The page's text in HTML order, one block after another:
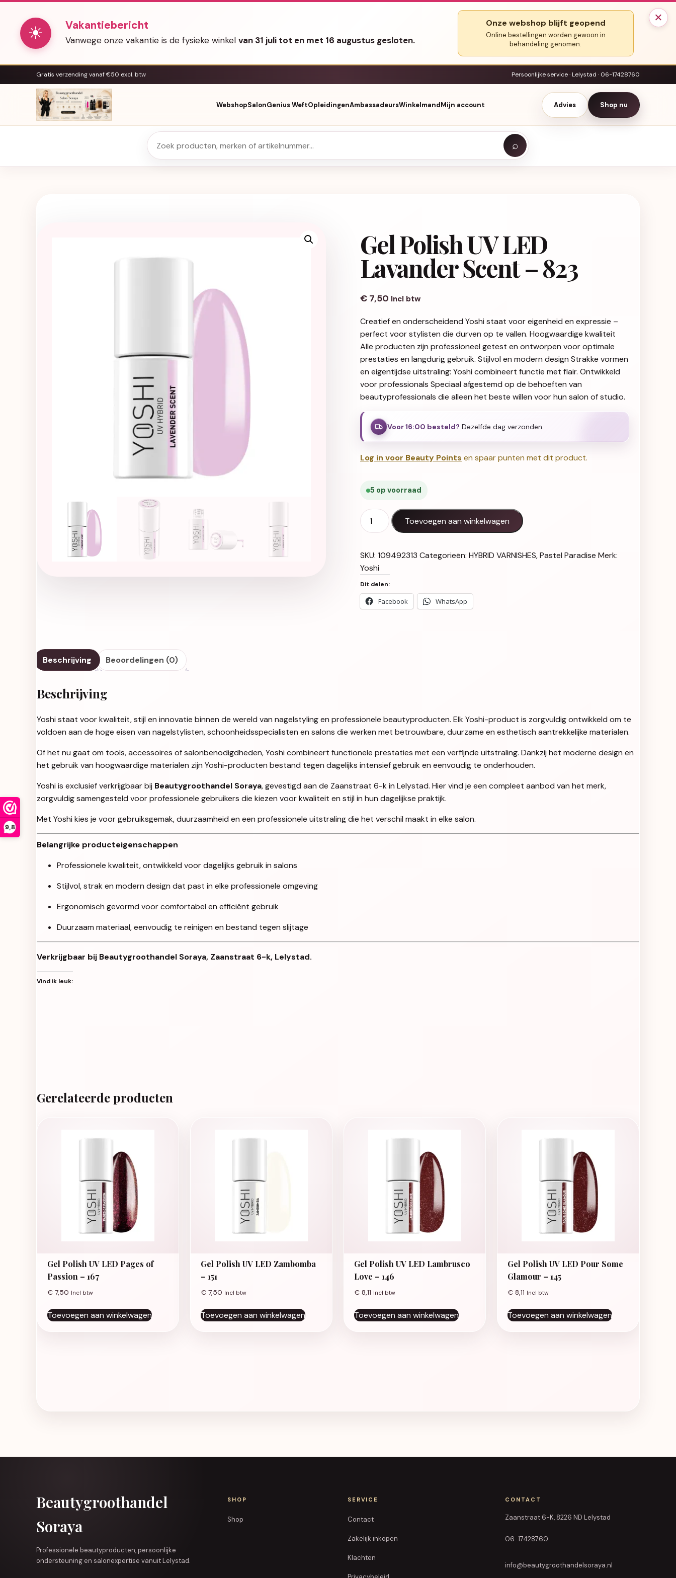
9,8
×
☀ Vakantiebericht
Vanwege onze vakantie is de fysieke winkel van 31 juli tot en met 16 augustus gesloten.
Onze webshop blijft geopend
Online bestellingen worden gewoon in
behandeling genomen.
Gratis verzending vanaf €50 excl. btw Persoonlijke service · Lelystad · 06-17428760
WebshopSalonGenius WeftOpleidingenAmbassadeursWinkelmandMijn account Advies Shop nu
⌕
Gel Polish UV LED
Lavander Scent – 823
€7,50 Incl btw
Creatief en onderscheidend Yoshi staat voor eigenheid en expressie –
perfect voor stylisten die durven op te vallen. Hoogwaardige kwaliteit
Alle producten zijn professioneel getest en ontworpen voor optimale
prestaties en langdurig gebruik. Stijlvol en modern design Strakke vormen
en eigentijdse uitstraling: Yoshi combineert functie met flair. Ontwikkeld
voor professionals Speciaal afgestemd op de behoeften van
beautyprofessionals die alleen het beste willen voor hun salon of studio.
Voor 16:00 besteld? Dezelfde dag verzonden.
Log in voor Beauty Points en spaar punten met dit product.
5 op voorraad
Gel Polish UV LED Lavander Scent - 823 aantal
Toevoegen aan winkelwagen
SKU: 109492313 Categorieën: HYBRID VARNISHES,Pastel Paradise Merk:
Yoshi
Dit delen:
Facebook WhatsApp
Beschrijving Beoordelingen (0)
Beschrijving
Yoshi staat voor kwaliteit, stijl en innovatie binnen de wereld van nagelstyling en professionele beautyproducten. Elk Yoshi-product is zorgvuldig ontwikkeld om te
voldoen aan de hoge eisen van nagelstylisten, schoonheidsspecialisten en salons die werken met betrouwbare, duurzame en esthetisch aantrekkelijke materialen.
Of het nu gaat om tools, accessoires of salonbenodigdheden, Yoshi combineert functionele prestaties met een verfijnde uitstraling. Dankzij het moderne design en
het gebruik van hoogwaardige materialen zijn Yoshi-producten bestand tegen dagelijks intensief gebruik en eenvoudig te onderhouden.
Yoshi is exclusief verkrijgbaar bij Beautygroothandel Soraya, gevestigd aan de Zaanstraat 6-k in Lelystad. Hier vind je een compleet aanbod van het merk,
zorgvuldig samengesteld voor professionele gebruikers die kiezen voor kwaliteit en stijl in hun dagelijkse praktijk.
Met Yoshi kies je voor gebruiksgemak, duurzaamheid en een professionele uitstraling die het verschil maakt in elke salon.
Belangrijke producteigenschappen
Professionele kwaliteit, ontwikkeld voor dagelijks gebruik in salons
Stijlvol, strak en modern design dat past in elke professionele omgeving
Ergonomisch gevormd voor comfortabel en efficiënt gebruik
Duurzaam materiaal, eenvoudig te reinigen en bestand tegen slijtage
Verkrijgbaar bij Beautygroothandel Soraya, Zaanstraat 6-k, Lelystad.
Vind ik leuk:
Gerelateerde producten
Gel Polish UV LED Pages of
Passion – 167
€ 7,50 Incl btw
Toevoegen aan winkelwagen
Gel Polish UV LED Zambomba
– 151
€ 7,50 Incl btw
Toevoegen aan winkelwagen
Gel Polish UV LED Lambrusco
Love – 146
€ 8,11 Incl btw
Toevoegen aan winkelwagen
Gel Polish UV LED Pour Some
Glamour – 145
€ 8,11 Incl btw
Toevoegen aan winkelwagen
Beautygroothandel
Soraya
Professionele beautyproducten, persoonlijke
ondersteuning en salonexpertise vanuit Lelystad.
SHOP
Shop
SERVICE
Contact
Zakelijk inkopen
Klachten
CONTACT
Zaanstraat 6-K, 8226 ND Lelystad
06-17428760
info@beautygroothandelsoraya.nl